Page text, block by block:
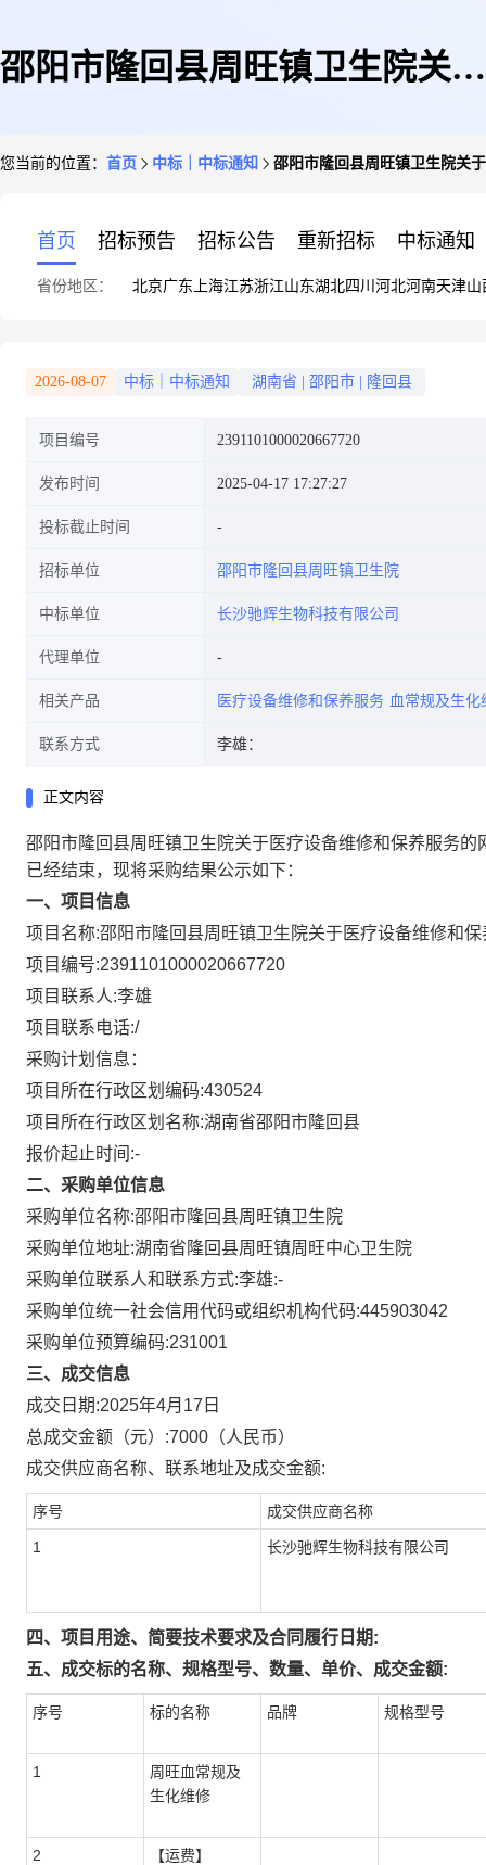
邵阳市隆回县周旺镇卫生院关于
您当前的位置： 首页 中标｜中标通知 邵阳市隆回县周旺镇卫生院关
首页 招标预告 招标公告 重新招标 中标通知
省份地区： 北京广东 上海江苏浙江山东湖北四川 河北河南天津山
2026-08-07 中标｜中标通知 湖南省 邵阳市 隆回县
项目编号 2391101000020667720
发布时间 2025-04-17 17:27:27
投标截止时间
招标单位 邵阳市隆回县周旺镇卫生院
中标单位 长沙驰辉生物科技有限公司
代理单位
相关产品 医疗设备维修和保养服务 血常规及生化
联系方式 李雄：
正文内容
邵阳市隆回县周旺镇卫生院关于医疗设备维修和保养服务的
已经结束，现将采购结果公示如下：
一、项目信息
项目名称:邵阳市隆回县周旺镇卫生院关于医疗设备维修和
项目编号:2391101000020667720
项目联系人:李雄
项目联系电话:/
采购计划信息：
项目所在行政区划编码:430524
项目所在行政区划名称:湖南省邵阳市隆回县
报价起止时间:-
二、采购单位信息
采购单位名称:邵阳市隆回县周旺镇卫生院
采购单位地址:湖南省隆回县周旺镇周旺中心卫生院
采购单位联系人和联系方式:李雄:-
采购单位统一社会信用代码或组织机构代码:445903042
采购单位预算编码:231001
三、成交信息
成交日期:2025年4月17日
总成交金额（元）:7000 （人民币）
成交供应商名称、联系地址及成交金额:
序号 成交供应商名称
1 长沙驰辉生物科技有限公司
四、项目用途、简要技术要求及合同履行日期:
五、成交标的名称、规格型号、数量、单价、成交金额:
序号 标的名称 品牌 规格型号
1
周旺血常规及
生化维修
2 【运费】